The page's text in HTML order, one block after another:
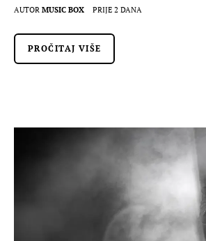
AUTOR MUSIC BOX PRIJE 2 DANA
PROČITAJ VIŠE